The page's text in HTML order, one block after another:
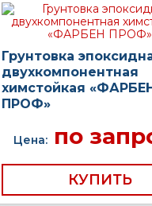
Грунтовка
двухкомпонентная
химстойкая
ПРОФ»
Цена:по
КУПИТЬ